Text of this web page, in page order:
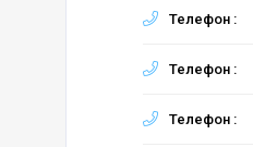
Телефон :
Телефон :
Телефон :